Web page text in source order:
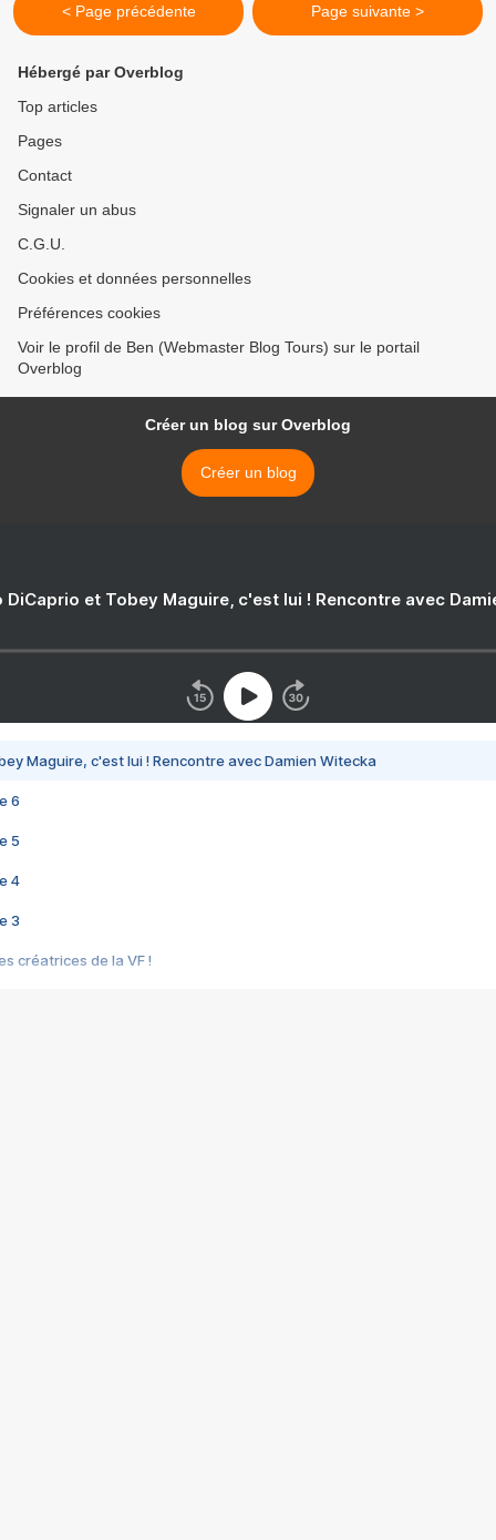
< Page précédente Page suivante >
Hébergé par Overblog
Top articles
Pages
Contact
Signaler un abus
C.G.U.
Cookies et données personnelles
Préférences cookies
Voir le profil de Ben (Webmaster Blog Tours) sur le portail
Overblog
Créer un blog sur Overblog
Créer un blog
DiCaprio et Tobey Maguire, c'est lui ! Rencontre avec
Maguire, c'est lui ! Rencontre avec Damien Witecka
6
5
4
3
créatrices de la VF !